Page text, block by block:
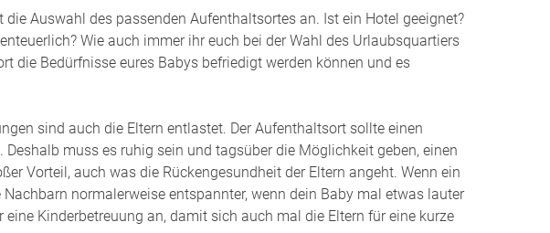
Zehn Schritte
Zusammensetzung
Zwillinge und Mehrlinge stillen
mamivac® Stillhilfen
mamivac® Milchpumpen
Auswahl des passenden Aufenthaltsortes an. Ist ein Hotel geeignet?
Wie auch immer ihr euch bei der Wahl des Urlaubsquartiers
die Bedürfnisse eures Babys befriedigt werden können und es
sind auch die Eltern entlastet. Der Aufenthaltsort sollte einen
muss es ruhig sein und tagsüber die Möglichkeit geben, einen
Vorteil, auch was die Rückengesundheit der Eltern angeht. Wenn ein
normalerweise entspannter, wenn dein Baby mal etwas lauter
Kinderbetreuung an, damit sich auch mal die Eltern für eine kurze